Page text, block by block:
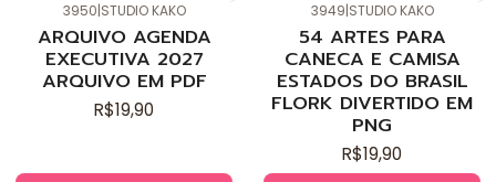
3950|STUDIO KAKO
ARQUIVO AGENDA
EXECUTIVA 2027
ARQUIVO EM PDF
R$19,90
3949|STUDIO KAKO
54 ARTES PARA
CANECA E CAMISA
ESTADOS DO BRASIL
FLORK DIVERTIDO EM
PNG
R$19,90